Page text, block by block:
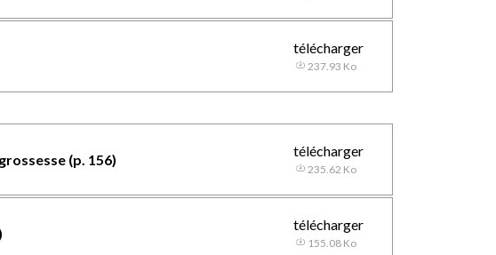
télécharger
237.93 Ko
(p. 156)
télécharger
235.62 Ko
télécharger
155.08 Ko